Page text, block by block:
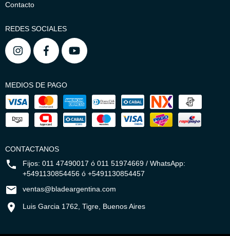
Contacto
REDES SOCIALES
MEDIOS DE PAGO
CONTACTANOS
Fijos: 011 47490017 ó 011 51974669 / WhatsApp:
+5491130854456 ó +5491130854457
ventas@bladeargentina.com
Luis Garcia 1762, Tigre, Buenos Aires